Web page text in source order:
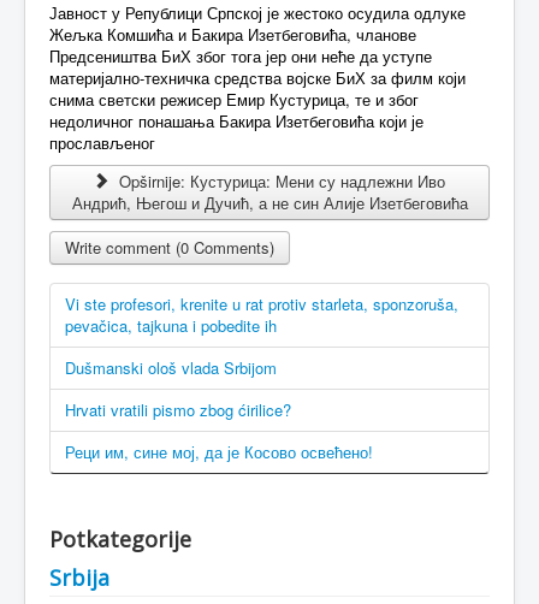
Јавност у Републици Српској је жестоко осудила одлуке
Жељка Комшића и Бакира Изетбеговића, чланове
Предсеништва БиХ због тога јер они неће да уступе
материјално-техничка средства војске БиХ за филм који
снима светски режисер Емир Кустурица, те и због
недоличног понашања Бакира Изетбеговића који је
прослављеног
Opširnije: Кустурица: Мени су надлежни Иво
Андрић, Његош и Дучић, а не син Алије Изетбеговића
Write comment (0 Comments)
Vi ste profesori, krenite u rat protiv starleta, sponzoruša,
pevačica, tajkuna i pobedite ih
Dušmanski ološ vlada Srbijom
Hrvati vratili pismo zbog ćirilice?
Реци им, сине мој, да је Косово освећено!
Potkategorije
Srbija